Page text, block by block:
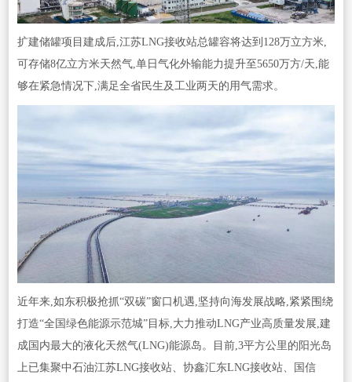
扩建储罐项目建成后,江苏LNG接收站总罐容将达到128万立方米,
可存储8亿立方米天然气,单日气化外输能力提升至5650万方/天,能
够在紧急情况下,满足全省民生及工业两天的用气需求。
近年来,如东积极抢抓“双碳”窗口机遇,坚持向海发展战略,紧紧围绕
打造“全国绿色能源示范城”目标,大力推动LNG产业高质量发展,建
成国内最大的液化天然气(LNG)能源岛。目前,3平方公里的阳光岛
上已集聚中石油江苏LNG接收站、协鑫汇东LNG接收站、国信